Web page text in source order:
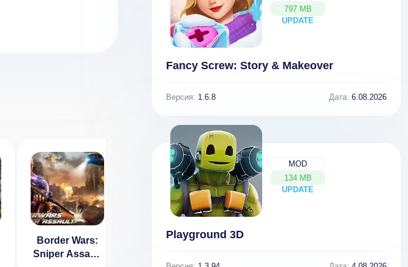
Border Wars:
Sniper Assault
797 MB
UPDATE
NEW
Fancy Screw: Story & Makeover
Версия: 1.6.8 Дата: 6.08.2026
MOD
134 MB
UPDATE
NEW
Playground 3D